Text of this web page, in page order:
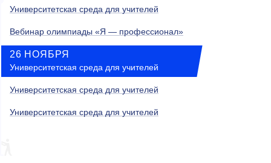
Университетская среда для учителей
Вебинар олимпиады «Я — профессионал»
26 НОЯБРЯ
Университетская среда для учителей
Университетская среда для учителей
Университетская среда для учителей